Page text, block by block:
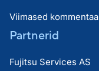
Viimased
Partnerid
Fujitsu Services AS